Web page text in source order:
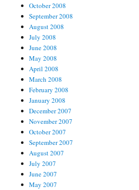
October 2008
September 2008
August 2008
July 2008
June 2008
May 2008
April 2008
March 2008
February 2008
January 2008
December 2007
November 2007
October 2007
September 2007
August 2007
July 2007
June 2007
May 2007